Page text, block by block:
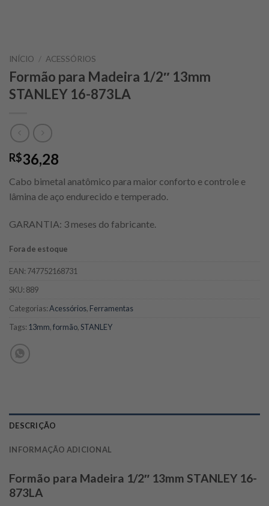
INÍCIO / ACESSÓRIOS
Formão para Madeira 1/2″ 13mm
STANLEY 16-873LA
R$36,28
Cabo bimetal anatômico para maior conforto e controle e
lâmina de aço endurecido e temperado.
GARANTIA: 3 meses do fabricante.
Fora de estoque
EAN: 747752168731
SKU: 889
Categorias:Acessórios, Ferramentas
Tags: 13mm,formão,STANLEY
DESCRIÇÃO
INFORMAÇÃO ADICIONAL
Formão para Madeira 1/2″ 13mm STANLEY 16-
873LA